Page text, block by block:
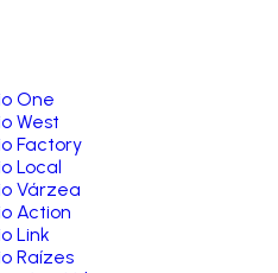
One
West
Factory
Local
Várzea
Action
Link
Raízes